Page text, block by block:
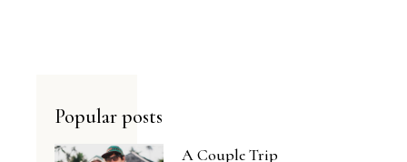
Popular posts
A Couple Trip